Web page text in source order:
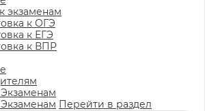
экзаменам
к ОГЭ
к ЕГЭ
к ВПР
Перейти в раздел